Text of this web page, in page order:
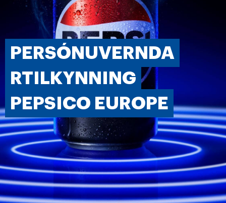
PERSÓNUVERNDA
RTILKYNNING
PEPSICO EUROPE